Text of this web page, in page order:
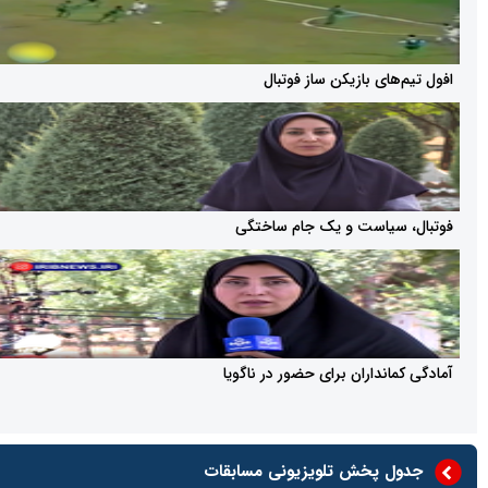
بازیکن ساز فوتبال
و یک جام ساختگی
برای حضور در ناگویا
پخش تلویزیونی مسابقات